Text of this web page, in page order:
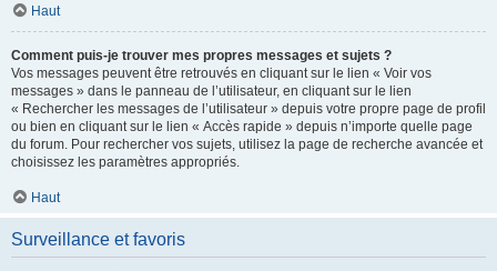
Haut
Comment puis-je trouver mes propres messages et sujets ?
Vos messages peuvent être retrouvés en cliquant sur le lien « Voir vos
messages » dans le panneau de l’utilisateur, en cliquant sur le lien
« Rechercher les messages de l’utilisateur » depuis votre propre page de profil
ou bien en cliquant sur le lien « Accès rapide » depuis n’importe quelle page
du forum. Pour rechercher vos sujets, utilisez la page de recherche avancée et
choisissez les paramètres appropriés.
Haut
Surveillance et favoris